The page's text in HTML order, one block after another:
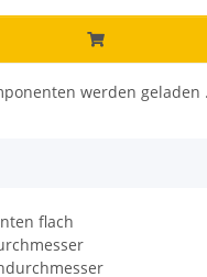
werden geladen
flach